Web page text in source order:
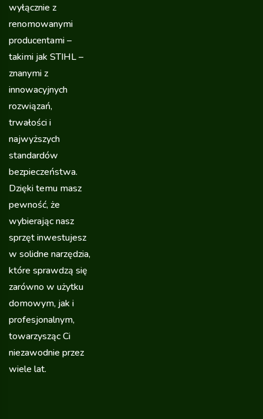
wyłącznie z
renomowanymi
producentami –
takimi jak STIHL –
znanymi z
innowacyjnych
rozwiązań,
trwałości i
najwyższych
standardów
bezpieczeństwa.
Dzięki temu masz
pewność, że
wybierając nasz
sprzęt inwestujesz
w solidne narzędzia,
które sprawdzą się
zarówno w użytku
domowym, jak i
profesjonalnym,
towarzysząc Ci
niezawodnie przez
wiele lat.